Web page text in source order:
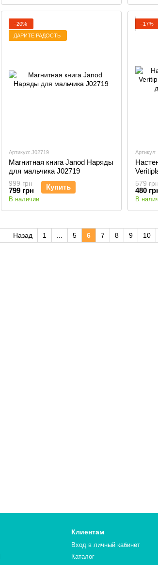
−20%
ДАРИТЕ РАДОСТЬ
Артикул: J02719
Магнитная книга Janod Наряды
для мальчика J02719
999 грн
799 грн Купить
В наличии
−17%
Артикул:
579
480
В
Назад 1 5 6 7 8 9 10
Клиентам
Вход в личный кабинет
Каталог